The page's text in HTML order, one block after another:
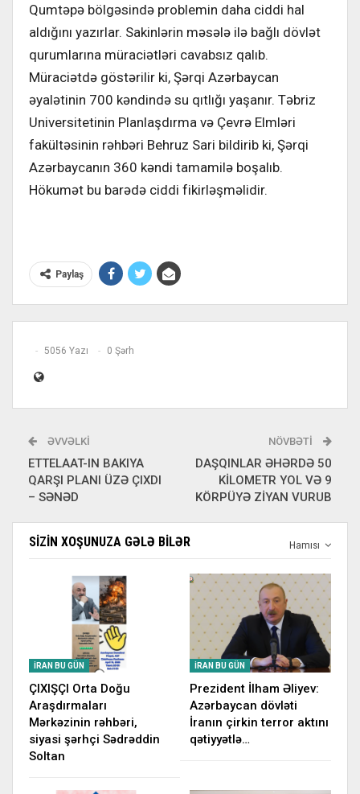
Qumtəpə bölgəsində problemin daha ciddi hal
aldığını yazırlar. Sakinlərin məsələ ilə bağlı dövlət
qurumlarına müraciətləri cavabsız qalıb.
Müraciətdə göstərilir ki, Şərqi Azərbaycan
əyalətinin 700 kəndində su qıtlığı yaşanır. Təbriz
Universitetinin Planlaşdırma və Çevrə Elmləri
fakültəsinin rəhbəri Behruz Sari bildirib ki, Şərqi
Azərbaycanın 360 kəndi tamamilə boşalıb.
Hökumət bu barədə ciddi fikirləşməlidir.
Paylaş
5056 Yazı 0 Şərh
ƏVVƏLKI
ETTELAAT-IN BAKIYA
QARŞI PLANI ÜZƏ ÇIXDI
– SƏNƏD
NÖVBƏTI
DAŞQINLAR ƏHƏRDƏ 50
KİLOMETR YOL VƏ 9
KÖRPÜYƏ ZİYAN VURUB
Hamısı
SIZIN XOŞUNUZA GƏLƏ BILƏR
İRAN BU GÜN
ÇIXIŞÇI Orta Doğu
Araşdırmaları
Mərkəzinin rəhbəri,
siyasi şərhçi Sədrəddin
Soltan
İRAN BU GÜN
Prezident İlham Əliyev:
Azərbaycan dövləti
İranın çirkin terror aktını
qətiyyətlə…